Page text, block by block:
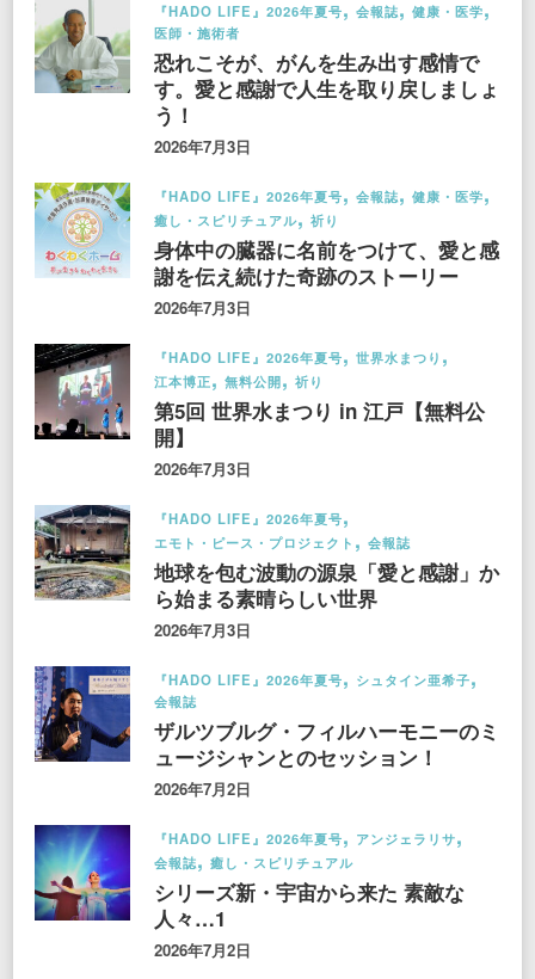
『HADO LIFE』2026年夏号 会報誌
健康・医学
医師・施術者
恐れこそが、がんを生み出す感情で
す。愛と感謝で人生を取り戻しましょ
う！
2026年7月3日
『HADO LIFE』2026年夏号 会報誌
健康・医学
癒し・スピリチュアル
祈り
身体中の臓器に名前をつけて、愛と感
謝を伝え続けた奇跡のストーリー
2026年7月3日
『HADO LIFE』2026年夏号
世界水まつり
江本博正
無料公開 祈り
第5回 世界水まつり in 江戸【無料公
開】
2026年7月3日
『HADO LIFE』2026年夏号
エモト・ピース・プロジェクト
会報誌
地球を包む波動の源泉「愛と感謝」か
ら始まる素晴らしい世界
2026年7月3日
『HADO LIFE』2026年夏号
シュタイン亜希子
会報誌
ザルツブルグ・フィルハーモニーのミ
ュージシャンとのセッション！
2026年7月2日
『HADO LIFE』2026年夏号
アンジェラリサ
会報誌
癒し・スピリチュアル
シリーズ新・宇宙から来た 素敵な
人々…1
2026年7月2日